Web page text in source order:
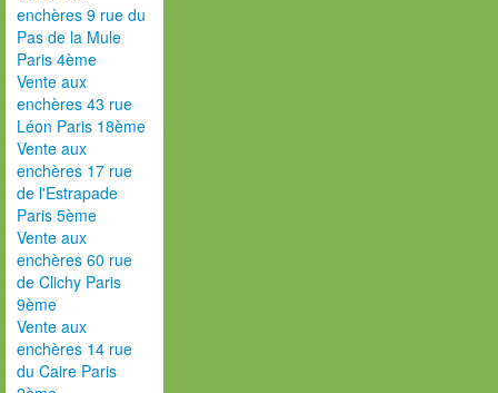
enchères 9 rue du
Pas de la Mule
Paris 4ème
Vente aux
enchères 43 rue
Léon Paris 18ème
Vente aux
enchères 17 rue
de l'Estrapade
Paris 5ème
Vente aux
enchères 60 rue
de Clichy Paris
9ème
Vente aux
enchères 14 rue
du Caire Paris